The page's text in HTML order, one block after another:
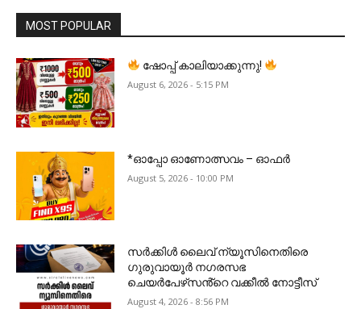
MOST POPULAR
ഷോപ്പ് കാലിയാക്കുന്നു!
August 6, 2026 - 5:15 PM
*ഓപ്പോ ഓണോത്സവം – ഓഫർ
August 5, 2026 - 10:00 PM
സർക്കിൾ ലൈവ് ന്യൂസിനെതിരെ
ഗുരുവായൂർ നഗരസഭ
ചെയർപേഴ്‌സൻ്റെ വക്കീൽ നോട്ടീസ്
August 4, 2026 - 8:56 PM